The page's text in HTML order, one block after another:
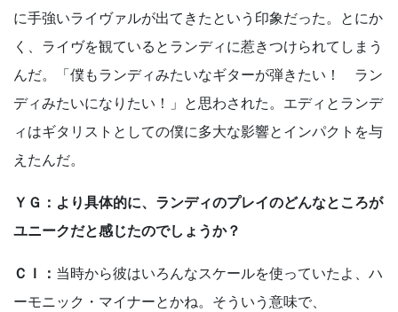
に手強いライヴァルが出てきたという印象だった。とにか
く、ライヴを観ているとランディに惹きつけられてしまう
んだ。「僕もランディみたいなギターが弾きたい！ ラン
ディみたいになりたい！」と思わされた。エディとランデ
ィはギタリストとしての僕に多大な影響とインパクトを与
えたんだ。
ＹＧ：より具体的に、ランディのプレイのどんなところが
ユニークだと感じたのでしょうか？
ＣＩ： 当時から彼はいろんなスケールを使っていたよ、ハ
ーモニック・マイナーとかね。そういう意味で、